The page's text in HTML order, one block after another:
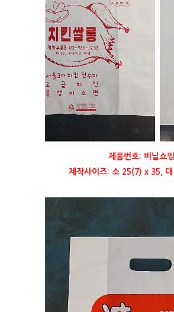
제품번호: 비닐쇼
제작사이즈: 소 25(7) x 35,